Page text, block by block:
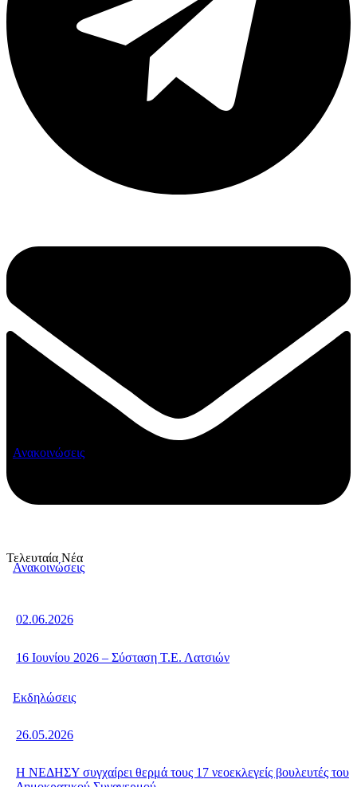
Τελευταία Νέα
Ανακοινώσεις
02.06.2026
16 Ιουνίου 2026 – Σύσταση Τ.Ε. Λατσιών
Ανακοινώσεις
26.05.2026
Η ΝΕΔΗΣΥ συγχαίρει θερμά τους 17 νεοεκλεγείς βουλευτές του
Εκδηλώσεις